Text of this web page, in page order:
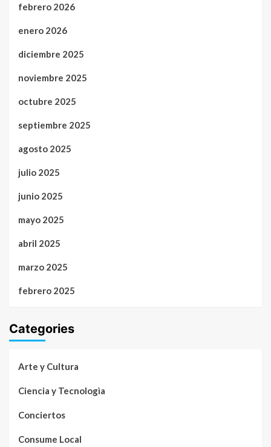
febrero 2026
enero 2026
diciembre 2025
noviembre 2025
octubre 2025
septiembre 2025
agosto 2025
julio 2025
junio 2025
mayo 2025
abril 2025
marzo 2025
febrero 2025
Categories
Arte y Cultura
Ciencia y Tecnologìa
Conciertos
Consume Local